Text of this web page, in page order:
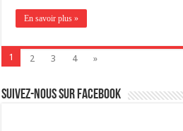
En savoir plus »
1 2 3 4 »
Suivez-nous sur Facebook